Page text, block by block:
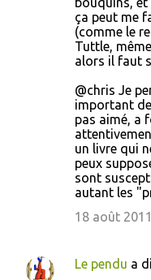
ça peut me
(comme le
Tuttle,
alors il faut
@chris Je
important
pas aimé, a
un livre qui
peux
sont
autant les
18 août
Le pendu a